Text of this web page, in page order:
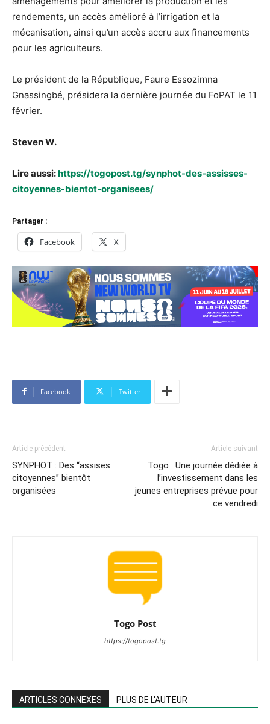
rendements, un accès amélioré à l’irrigation et la
mécanisation, ainsi qu’un accès accru aux financements
pour les agriculteurs.
Le président de la République, Faure Essozimna
Gnassingbé, présidera la dernière journée du FoPAT le 11
février.
Steven W.
Lire aussi:https://togopost.tg/synphot-des-assisses-
citoyennes-bientot-organisees/
Partager :
Facebook X
Facebook Twitter
Article précédent
SYNPHOT : Des “assises
citoyennes” bientôt
organisées
Article suivant
Togo : Une journée dédiée à
l’investissement dans les
jeunes entreprises prévue pour
ce vendredi
Togo Post
https://togopost.tg
ARTICLES CONNEXES PLUS DE L'AUTEUR